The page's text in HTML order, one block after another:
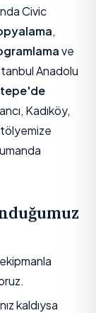
Civic
,
ve
Anadolu
Kadıköy,
kaldıysa